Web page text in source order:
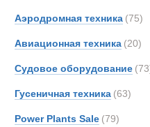
Аэродромная техника (75)
Авиационная техника (20)
Судовое оборудование
Гусеничная техника (63)
Power Plants Sale (79)